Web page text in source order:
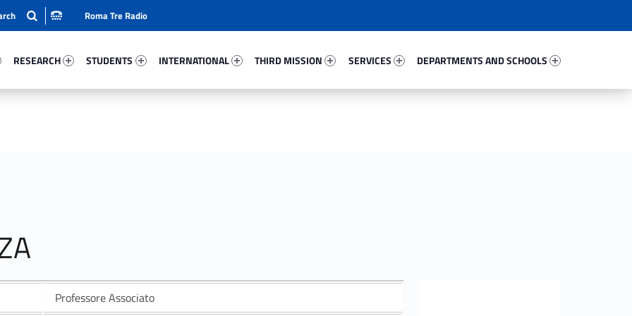
RESEARCH
STUDENTS
INTERNATIONAL
THIRD MISSION
SERVICES
DEPARTMENTS AND SCHOOLS
Roma Tre Radio
Professore Associato